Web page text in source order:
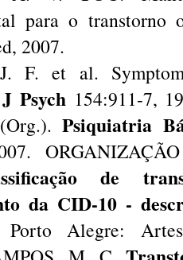
para o transtorno
2007.
F. et al.
Psych154:911-7,
Psiquiatria
de
da CID-10 -
Alegre: